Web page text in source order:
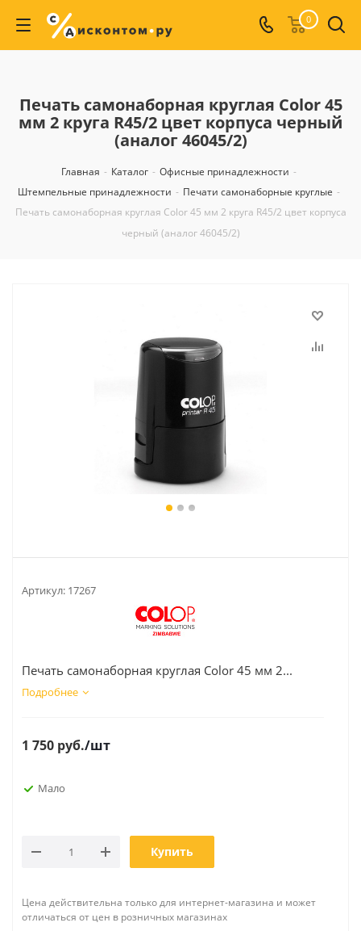
0
Печать самонаборная круглая Color 45
мм 2 круга R45/2 цвет корпуса черный
(аналог 46045/2)
Главная - Каталог - Офисные принадлежности -
Штемпельные принадлежности - Печати самонаборные круглые -
Печать самонаборная круглая Color 45 мм 2 круга R45/2 цвет корпуса
черный (аналог 46045/2)
Артикул: 17267
Печать самонаборная круглая Color 45 мм 2...
Подробнее
1 750 руб./шт
Мало
Купить
Цена действительна только для интернет-магазина и может
отличаться от цен в розничных магазинах